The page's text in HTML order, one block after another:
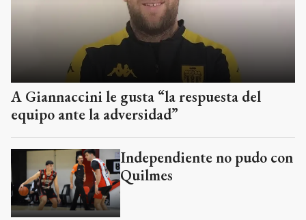
A Giannaccini le gusta “la respuesta del
equipo ante la adversidad”
Independiente no pudo con
Quilmes